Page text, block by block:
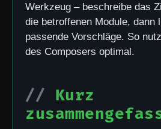
Werkzeug – beschreibe das
die betroffenen Module, dann
passende Vorschläge. So
des Composers optimal.
Kurz